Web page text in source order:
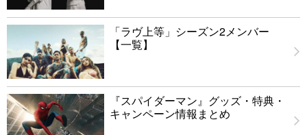
「ラヴ上等」シーズン2メンバー
【一覧】
『スパイダーマン』グッズ・特典・
キャンペーン情報まとめ